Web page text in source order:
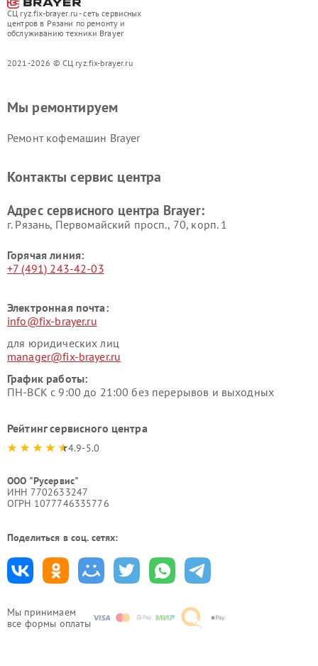
СЦ ryz.fix-brayer.ru - сеть сервисных
центров в Рязани по ремонту и
обслуживанию техники Brayer
2021-2026 © СЦ ryz.fix-brayer.ru
Мы принимаем
все формы оплаты
Мы ремонтируем
Ремонт кофемашин Brayer
Контакты сервис центра
Адрес сервисного центра Brayer:
г. Рязань, Первомайский просп., 70, корп. 1
Горячая линия:
+7 (491) 243-42-03
Электронная почта:
info@fix-brayer.ru
для юридических лиц
manager@fix-brayer.ru
График работы:
ПН-ВСК с 9:00 до 21:00 без перерывов и выходных
Рейтинг сервисного центра
4.9-5.0
ООО "Русервис"
ИНН 7702633247
ОГРН 1077746335776
Поделиться в соц. сетях: